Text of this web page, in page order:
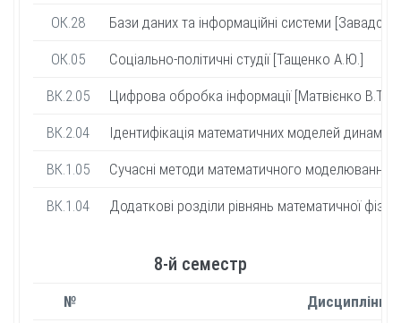
ОК.28 Бази даних та інформаційні системи
ОК.05 Соціально-політичні студії [Тащенко А.Ю.]
ВК.2.05 Цифрова обробка інформації [Матвієнко В.Т.]
ВК.2.04 Ідентифікація математичних моделей
ВК.1.05 Сучасні методи математичного моделювання
ВК.1.04 Додаткові розділи рівнянь математичної
8-й семестр
№ Дисципліни